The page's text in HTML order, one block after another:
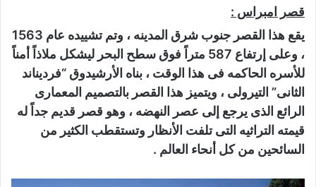
قصر امبراس :
يقع هذا القصر جنوب شرق المدينه ، وتم تشييده عام 1563
، وعلى إرتفاع 587 متراً فوق سطح البحر ليشكل ملاذاً أمناً
للأسره الحاكمه فى هذا الوقت ، بناه الأرشيدوق “فرديناند
الثانى” التيرولى ، ويتميز هذا القصر بالتصميم المعمارى
الرائع الذى يرجع إلى عصر النهضه ، وهو قصر قديم جداً له
قيمته التراثيه التى تلفت الأنظار وتستقطب الكثير من
السائحين من كل أنحاء العالم .